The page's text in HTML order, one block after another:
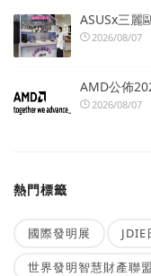
ASUSx三麗
2026/08/07
AMD公佈
2026/08/07
熱門標籤
國際發明展
世界發明智慧財產聯